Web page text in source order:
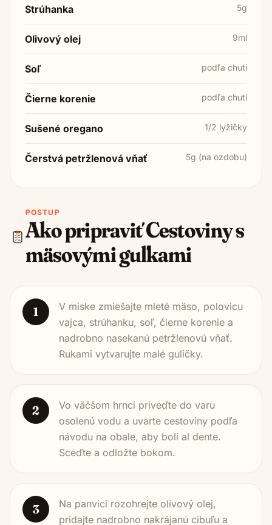
Strúhanka 5g
Olivový olej 9ml
Soľ podľa chuti
Čierne korenie podľa chuti
Sušené oregano 1/2 lyžičky
Čerstvá petržlenová vňať 5g (na ozdobu)
POSTUP
Ako pripraviťCestoviny s
mäsovými guľkami
1
V miske zmiešajte mleté mäso, polovicu
vajca, strúhanku, soľ, čierne korenie a
nadrobno nasekanú petržlenovú vňať.
Rukami vytvarujte malé guličky.
2
Vo väčšom hrnci priveďte do varu
osolenú vodu a uvarte cestoviny podľa
návodu na obale, aby boli al dente.
Sceďte a odložte bokom.
3
Na panvici rozohrejte olivový olej,
pridajte nadrobno nakrájanú cibuľu a